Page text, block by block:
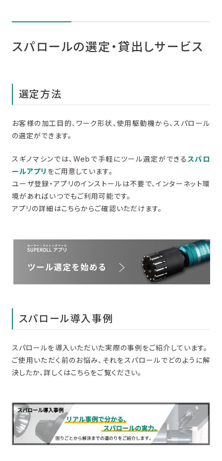
スパロールの選定・貸出しサービス
選定方法
お客様の加工目的、ワーク形状、使用駆動機から、スパロール
の選定ができます。
スギノマシンでは、Webで手軽にツール選定ができる スパロ
ールアプリ をご用意しています。
ユーザ登録・アプリのインストールは不要で、インターネット環
境があればいつでもご利用可能です。
アプリの詳細はこちらからご確認いただけます。
スパロール導入事例
スパロールを導入いただいた実際の事例をご紹介しています。
ご使用いただく前のお悩み、それをスパロールでどのように解
決したか、詳しくはこちらをご覧ください。